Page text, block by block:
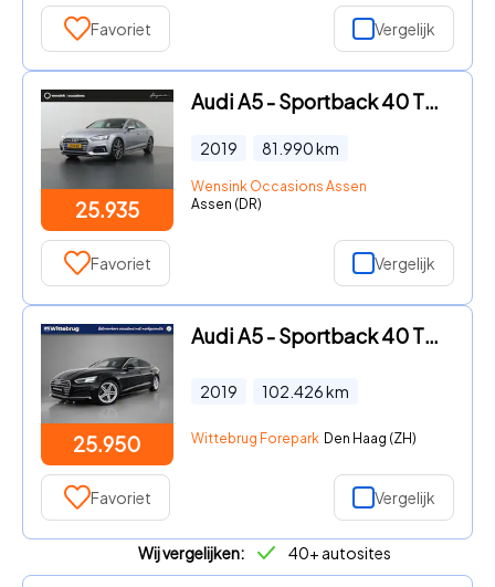
Favoriet Vergelijk
25.935
Audi A5 - Sportback 40 TFSI Launch edition Sport | Sportstoelen | Navi
2019 81.990km
Wensink Occasions Assen
Assen (DR)
Favoriet Vergelijk
25.950
Audi A5 - Sportback 40 TFSI Sport S-line Edition / Navigatie / Camera
2019 102.426km
Wittebrug Forepark Den Haag (ZH)
Favoriet Vergelijk
Wij vergelijken: 40+ autosites